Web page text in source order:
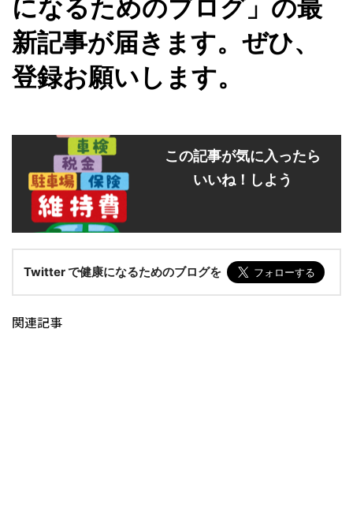
になるためのブログ」の最
新記事が届きます。ぜひ、
登録お願いします。
この記事が気に入ったら
いいね！しよう
Twitter で健康になるためのブログを
関連記事